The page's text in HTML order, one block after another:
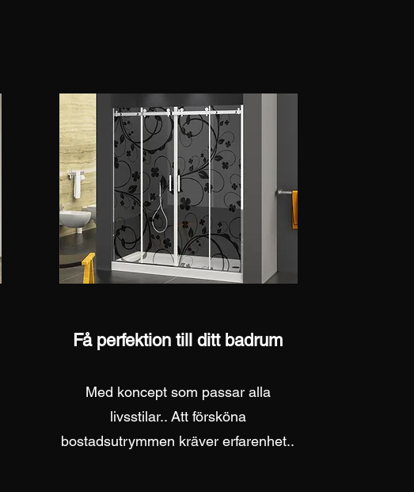
Få perfektion till ditt badrum
Med koncept som passar alla
livsstilar.. Att försköna
bostadsutrymmen kräver erfarenhet..